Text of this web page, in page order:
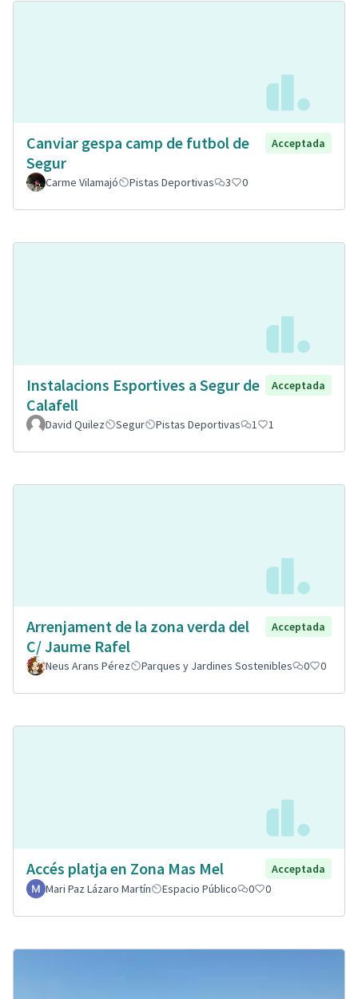
Canviar gespa camp de futbol de
Segur
Acceptada
Carme Vilamajó Pistas Deportivas 3 0
Instalacions Esportives a Segur de
Calafell
Acceptada
David Quilez Segur Pistas Deportivas 1 1
Arrenjament de la zona verda del
C/ Jaume Rafel
Acceptada
Neus Arans Pérez Parques y Jardines Sostenibles 0 0
Accés platja en Zona Mas Mel
Acceptada
Mari Paz Lázaro Martín
Espacio Público 0 0